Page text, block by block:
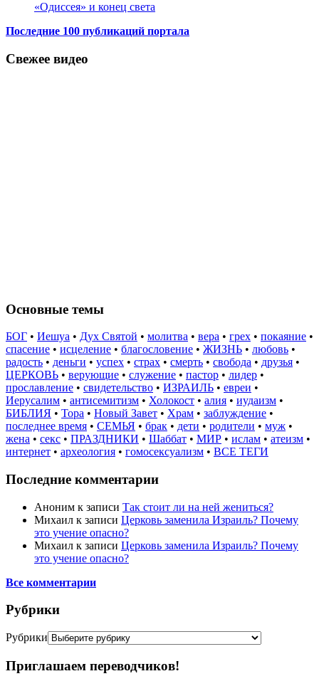
«Одиссея» и конец света
Последние 100 публикаций портала
Свежее видео
Основные темы
БОГ • Иешуа • Дух Святой • молитва • вера • грех • покаяние •
спасение • исцеление • благословение • ЖИЗНЬ • любовь •
радость • деньги • успех • страх • смерть • свобода • друзья •
ЦЕРКОВЬ • верующие • служение • пастор • лидер •
прославление • свидетельство • ИЗРАИЛЬ • евреи •
Иерусалим • антисемитизм • Холокост • алия • иудаизм •
БИБЛИЯ • Тора • Новый Завет • Храм • заблуждение •
последнее время • СЕМЬЯ • брак • дети • родители • муж •
жена • секс • ПРАЗДНИКИ • Шаббат • МИР • ислам • атеизм •
интернет • археология • гомосексуализм • ВСЕ ТЕГИ
Последние комментарии
Аноним к записи Так стоит ли на ней жениться?
Михаил к записи Церковь заменила Израиль? Почему
это учение опасно?
Михаил к записи Церковь заменила Израиль? Почему
это учение опасно?
Все комментарии
Рубрики
Рубрики
Приглашаем переводчиков!